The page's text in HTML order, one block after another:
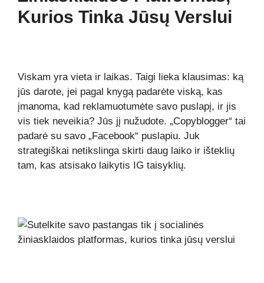
Kurios Tinka Jūsų Verslui
Viskam yra vieta ir laikas. Taigi lieka klausimas: ką
jūs darote, jei pagal knygą padarėte viską, kas
įmanoma, kad reklamuotumėte savo puslapį, ir jis
vis tiek neveikia? Jūs jį nužudote. „Copyblogger“ tai
padarė su savo „Facebook“ puslapiu. Juk
strategiškai netikslinga skirti daug laiko ir išteklių
tam, kas atsisako laikytis IG taisyklių.